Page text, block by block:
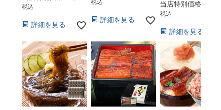
税込
詳細を見る
税込
詳細を見る
当店特別価格
税込
詳細を見る